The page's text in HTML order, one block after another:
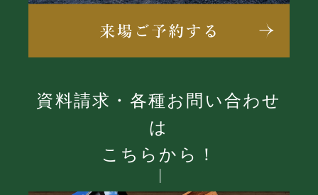
資料請求・各種お問い合わせ
は
こちらから！